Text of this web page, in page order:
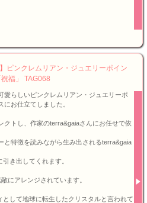
ピンクレムリアン・ジュエリーポイン
福」 TAG068
愛らしいピンクレムリアン・ジュエリーポ
にお仕立てしました。
クトし、作家のterra&gaiaさんにお任せで依
と特徴を読みながら生み出されるterra&gaia
き出してくれます。
にアレンジされています。
して地球に転生したクリスタルと言われて